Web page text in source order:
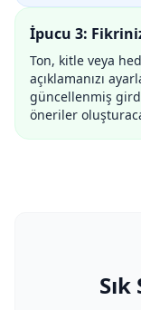
İpucu 3:
Ton, kitle veya
açıklamanızı
güncellenmiş
öneriler